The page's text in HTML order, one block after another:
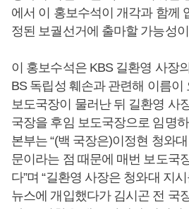
에서 이 홍보수석이 개각과 함께
정된 보궐선거에 출마할 가능성
이 홍보수석은 KBS 길환영 사장
BS 독립성 훼손과 관련해 이름이
보도국장이 물러난 뒤 길환영 사
국장을 후임 보도국장으로 임명
본부는 “(백 국장은)이정현 청와
문이라는 점 때문에 매번 보도국
다”며 “길환영 사장은 청와대 지
뉴스에 개입했다가 김시곤 전 국